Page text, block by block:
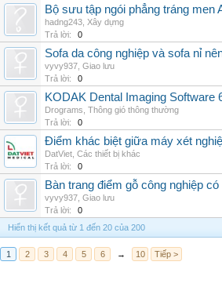
Bộ sưu tập ngói phẳng tráng men
hadng243 Xây dựng
Trả lời:
0
Sofa da công nghiệp và sofa nỉ
vyvy937 Giao lưu
Trả lời:
0
KODAK Dental Imaging Software
Drograms Thông gió thông thường
Trả lời:
0
Điểm khác biệt giữa máy xét
DatViet Các thiết bị khác
Trả lời:
0
Bàn trang điểm gỗ công nghiệp
vyvy937 Giao lưu
Trả lời:
0
Hiển thị kết quả từ 1 đến 20 của 200
1 2 3 4 5 6 → 10 Tiếp >